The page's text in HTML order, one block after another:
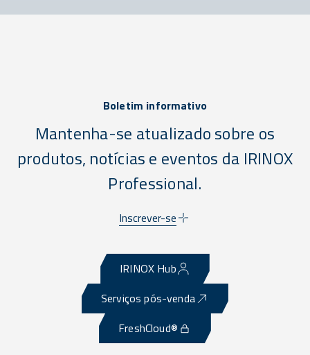
Boletim informativo
Mantenha-se atualizado sobre os
produtos, notícias e eventos da IRINOX
Professional.
Inscrever-se
IRINOX Hub
Serviços pós-venda
FreshCloud®